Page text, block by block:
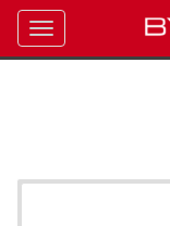
Toggle
navigation